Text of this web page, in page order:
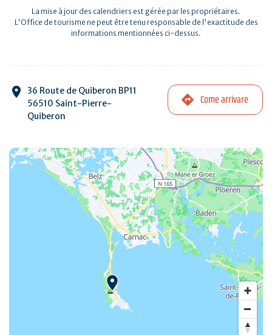
La mise à jour des calendriers est gérée par les propriétaires.
L'Office de tourisme ne peut être tenu responsable de l'exactitude des
informations mentionnées ci-dessus.
36 Route de Quiberon BP11
56510 Saint-Pierre-
Quiberon
Come arrivare